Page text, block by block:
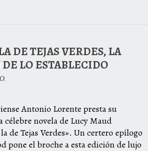
DE TEJAS VERDES, LA
LO ESTABLECIDO
Antonio Lorente presta su
célebre novela de Lucy Maud
de Tejas Verdes». Un certero epílogo
pone el broche a esta edición de lujo